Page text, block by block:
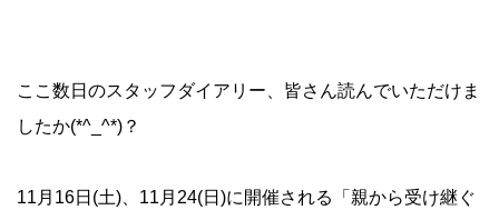
ここ数日のスタッフ ダイ アリー 、皆さん読んでいただけま
したか(*^_^*)？
11月16日(土)、11月24(日)に開催される「親から受け継ぐ